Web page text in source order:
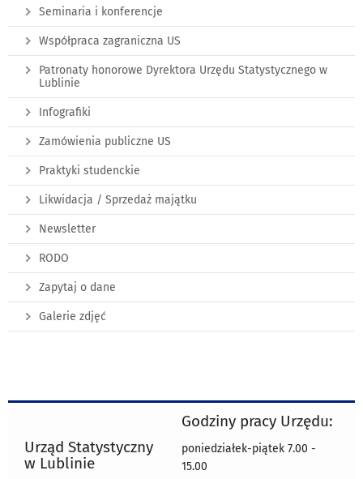
Seminaria i konferencje
Współpraca zagraniczna US
Patronaty honorowe Dyrektora Urzędu Statystycznego w
Lublinie
Infografiki
Zamówienia publiczne US
Praktyki studenckie
Likwidacja / Sprzedaż majątku
Newsletter
RODO
Zapytaj o dane
Galerie zdjęć
Urząd Statystyczny
w Lublinie
Godziny pracy Urzędu:
poniedziałek-piątek 7.00 -
15.00